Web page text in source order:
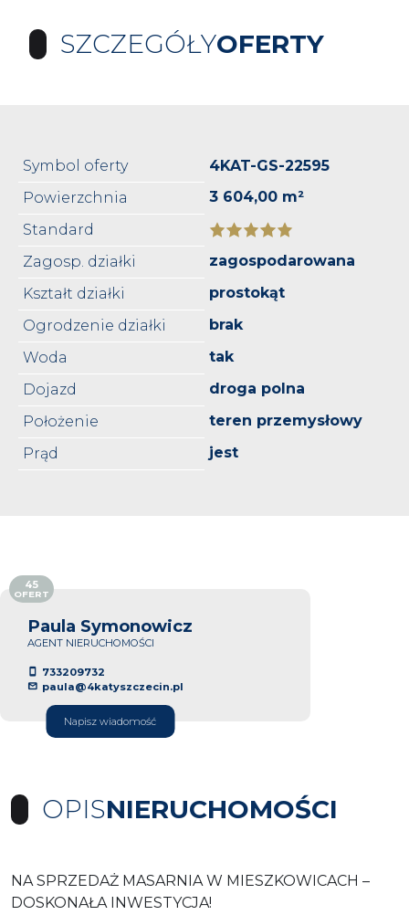
SZCZEGÓŁYOFERTY
Symbol oferty
4KAT-GS-22595
Powierzchnia
3 604,00 m²
Standard
Zagosp. działki
zagospodarowana
Kształt działki
prostokąt
Ogrodzenie działki
brak
Woda
tak
Dojazd
droga polna
Położenie
teren przemysłowy
Prąd
jest
Paula Symonowicz
AGENT NIERUCHOMOŚCI
733209732
paula@4katyszczecin.pl
Napisz wiadomość
45
OFERT
OPISNIERUCHOMOŚCI
NA SPRZEDAŻ MASARNIA W MIESZKOWICACH –
DOSKONAŁA INWESTYCJA!